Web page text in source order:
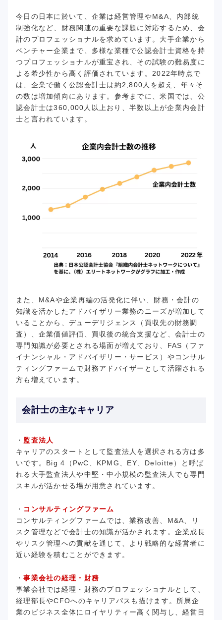
今日の日本に於いて、企業は経営管理やM&A、内部統
制強化など、財務関連の重要な課題に対応するため、会
計のプロフェッショナルを求めています。大手企業から
ベンチャー企業まで、多様な業種で公認会計士資格を持
つプロフェッショナルが重宝され、その試験の難易度に
よる希少性から高く評価されています。2022年時点で
は、企業で働く公認会計士は約2,800人を超え、年々そ
の数は増加傾向にあります。参考までに、米国では、公
認会計士は360,000人以上おり、半数以上が企業内会計
士と言われています。
また、M&Aや企業再編の活発化に伴い、財務・会計の
知識を活かしたアドバイザリー業務のニーズが増加して
いることから、デューデリジェンス（買収先の財務調
査）、企業価値評価、買収後の統合支援など、会計士の
専門知識が必要とされる場面が増えており、FAS（ファ
イナンシャル・アドバイザリー・サービス）やコンサル
ティングファームで財務アドバイザーとして活躍される
方も増えています。
会計士の主なキャリア
・ 監査法人
キャリアのスタートとして監査法人を選択される方は多
いです。Big 4（PwC、KPMG、EY、Deloitte）と呼ば
れる大手監査法人や中堅・中小規模の監査法人でも専門
スキルが活かせる場が用意されています。
・ コンサルティングファーム
コンサルティングファームでは、業務改善、M&A、リ
スク管理などで会計士の知識が活かされます。企業成長
やリスク管理への貢献を通じて、より戦略的な経営者に
近い経験を積むことができます。
・事業会社の経理・財務
事業会社では経理・財務のプロフェッショナルとして、
経理部長やCFOへのキャリアパスも描けます。所属企
業のビジネス全体にロイヤリティー高く関与し、経営目